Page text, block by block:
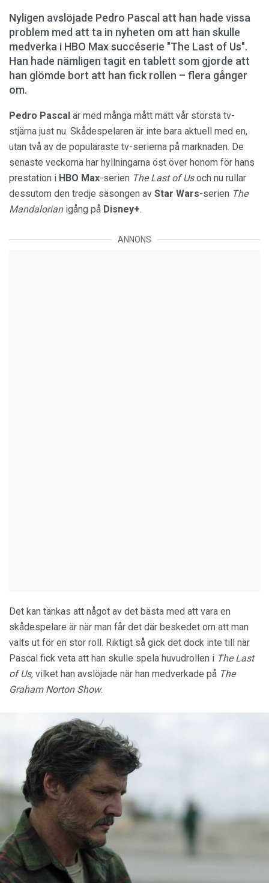
Nyligen avslöjade Pedro Pascal att han hade vissa
problem med att ta in nyheten om att han skulle
medverka i HBO Max succéserie "The Last of Us".
Han hade nämligen tagit en tablett som gjorde att
han glömde bort att han fick rollen – flera gånger
om.
Pedro Pascal är med många mått mätt vår största tv-
stjärna just nu. Skådespelaren är inte bara aktuell med en,
utan två av de populäraste tv-serierna på marknaden. De
senaste veckorna har hyllningarna öst över honom för hans
prestation i HBO Max-serien The Last of Usoch nu rullar
dessutom den tredje säsongen av Star Wars-serien The
Mandalorianigång på Disney+.
ANNONS
Det kan tänkas att något av det bästa med att vara en
skådespelare är när man får det där beskedet om att man
valts ut för en stor roll. Riktigt så gick det dock inte till när
Pascal fick veta att han skulle spela huvudrollen i The Last
of Us, vilket han avslöjade när han medverkade på The
Graham Norton Show.